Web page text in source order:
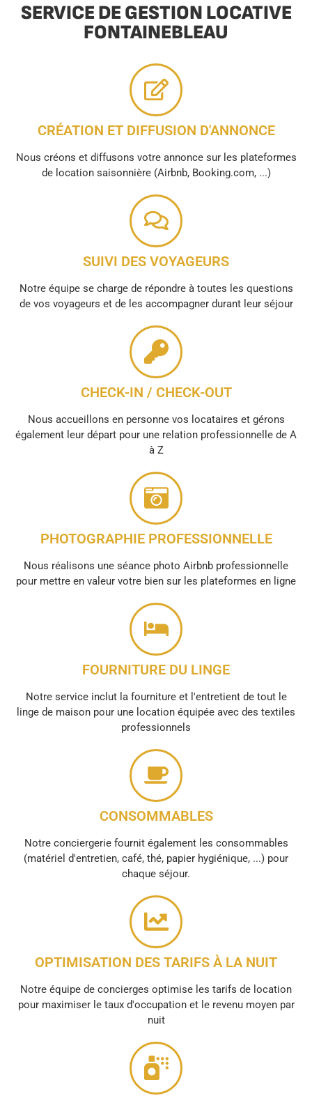
SERVICE DE GESTION LOCATIVE
FONTAINEBLEAU
CRÉATION ET DIFFUSION D'ANNONCE
Nous créons et diffusons votre annonce sur les plateformes
de location saisonnière (Airbnb, Booking.com, ...)
SUIVI DES VOYAGEURS
Notre équipe se charge de répondre à toutes les questions
de vos voyageurs et de les accompagner durant leur séjour
CHECK-IN / CHECK-OUT
Nous accueillons en personne vos locataires et gérons
également leur départ pour une relation professionnelle de A
à Z
PHOTOGRAPHIE PROFESSIONNELLE
Nous réalisons une séance photo Airbnb professionnelle
pour mettre en valeur votre bien sur les plateformes en ligne
FOURNITURE DU LINGE
Notre service inclut la fourniture et l'entretient de tout le
linge de maison pour une location équipée avec des textiles
professionnels
CONSOMMABLES
Notre conciergerie fournit également les consommables
(matériel d'entretien, café, thé, papier hygiénique, ...) pour
chaque séjour.
OPTIMISATION DES TARIFS À LA NUIT
Notre équipe de concierges optimise les tarifs de location
pour maximiser le taux d'occupation et le revenu moyen par
nuit